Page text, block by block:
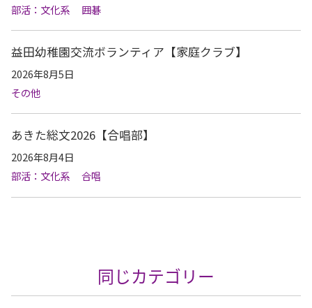
部活：文化系
囲碁
益田幼稚園交流ボランティア【家庭クラブ】
2026年8月5日
その他
あきた総文2026【合唱部】
2026年8月4日
部活：文化系
合唱
同じカテゴリー